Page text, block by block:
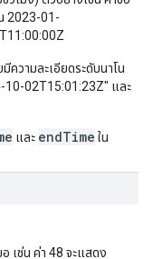
2023-01-
ความละเอียดระดับนาโน
10-02T15:01:23Z" และ
และ endTime ใน
เช่น ค่า 48 จะแสดง